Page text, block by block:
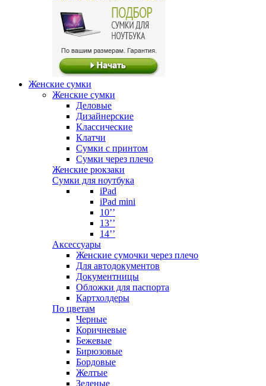
Женские сумки
Женские сумки
Деловые
Дизайнерские
Классические
Клатчи
Сумки с принтом
Сумки через плечо
Женские рюкзаки
Сумки для ноутбука
iPad
iPad mini
10’’
13’’
14’’
Аксессуары
Женские сумочки через плечо
Для автодокументов
Документницы
Обложки для паспорта
Картхолдеры
По цветам
Черные
Коричневые
Бежевые
Бирюзовые
Бордовые
Желтые
Зеленые